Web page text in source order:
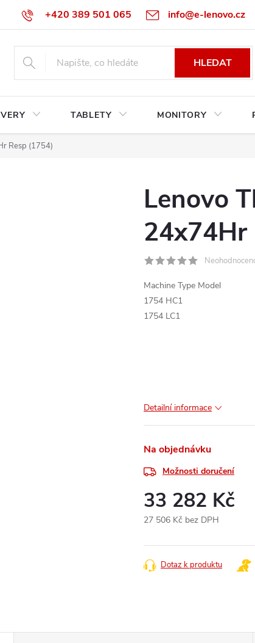
+420 389 501 065 info@e-lenovo.cz
HLEDAT
TABLETY MONITORY
Resp (1754)
Lenovo
24x74Hr
Machine Type Model
1754 HC1
1754 LC1
Detailní informace
Na objednávku
Možnosti doručení
33 282 Kč
27 506 Kč bez DPH
cena:
Dotaz k produktu